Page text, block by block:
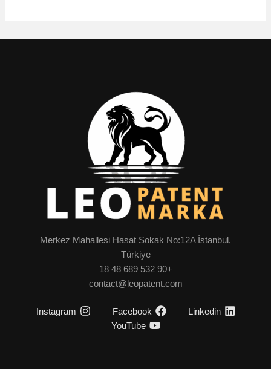
Merkez Mahallesi Hasat Sokak No:12A İstanbul,
Türkiye
+90 532 689 48 18
contact@leopatent.com
Linkedin
Facebook
Instagram
YouTube